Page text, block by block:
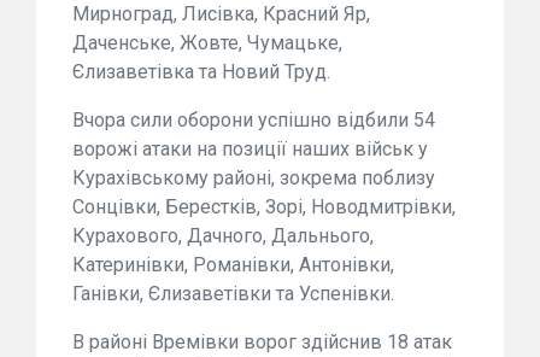
Мирноград, Лисівка, Красний Яр,
Даченське, Жовте, Чумацьке,
Єлизаветівка та Новий Труд.
Вчора сили оборони успішно відбили 54
ворожі атаки на позиції наших військ у
Курахівському районі, зокрема поблизу
Сонцівки, Берестків, Зорі, Новодмитрівки,
Курахового, Дачного, Дальнього,
Катеринівки, Романівки, Антонівки,
Ганівки, Єлизаветівки та Успенівки.
В районі Времівки ворог здійснив 18 атак